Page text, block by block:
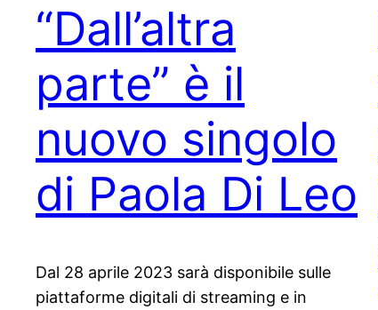
“Dall’altra
parte” è il
nuovo singolo
di Paola Di Leo
Dal 28 aprile 2023 sarà disponibile sulle
piattaforme digitali di streaming e in